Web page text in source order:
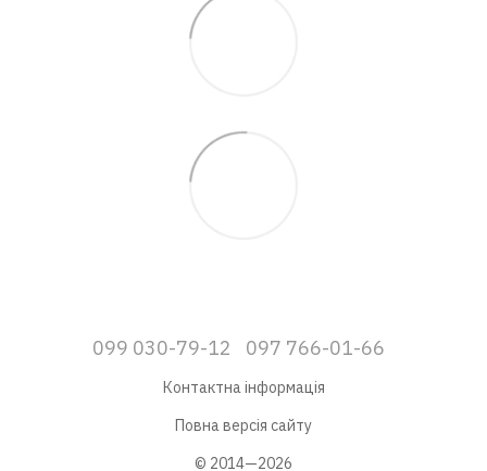
099 030-79-12 097 766-01-66
Контактна інформація
Повна версія сайту
© 2014—2026